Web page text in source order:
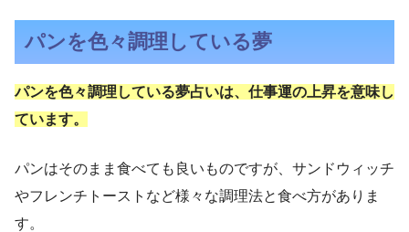
パンを色々調理している夢
パンを色々調理している夢占いは、仕事運の上昇を意味し
ています。
パンはそのまま食べても良いものですが、サンドウィッチ
やフレンチトーストなど様々な調理法と食べ方がありま
す。